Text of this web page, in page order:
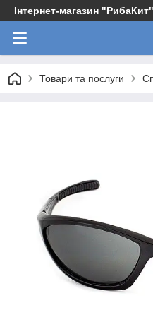
Інтернет-магазин "РибаКит"
Товари та послуги